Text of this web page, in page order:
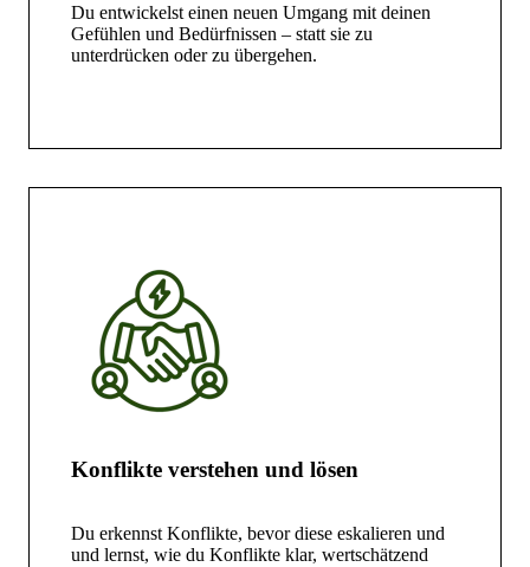
Du entwickelst einen neuen Umgang mit deinen
Gefühlen und Bedürfnissen – statt sie zu
unterdrücken oder zu übergehen.
Konflikte verstehen und lösen
Du erkennst Konflikte, bevor diese eskalieren und
und lernst, wie du Konflikte klar, wertschätzend